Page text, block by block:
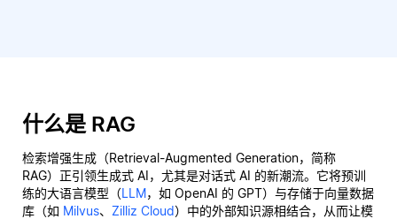
什么是 RAG
检索增强生成（Retrieval-Augmented Generation，简称
RAG）正引领生成式 AI，尤其是对话式 AI 的新潮流。它将预训
练的大语言模型（LLM，如 OpenAI 的 GPT）与存储于向量数据
库（如 Milvus、 Zilliz Cloud）中的外部知识源相结合，从而让模